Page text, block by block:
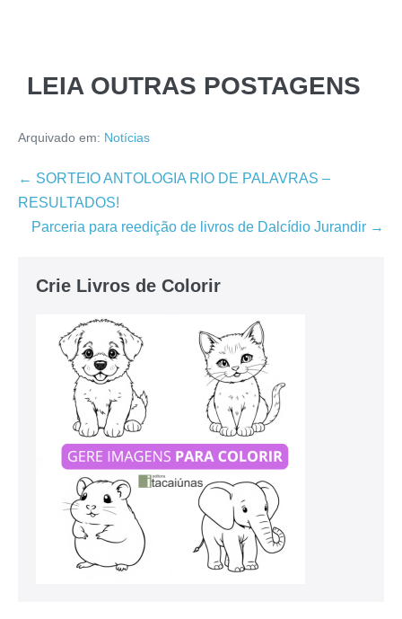
LEIA OUTRAS POSTAGENS
Arquivado em: Notícias
← SORTEIO ANTOLOGIA RIO DE PALAVRAS –
RESULTADOS!
Parceria para reedição de livros de Dalcídio Jurandir →
Crie Livros de Colorir